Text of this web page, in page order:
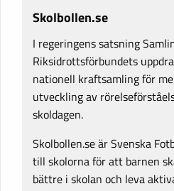
Skolbollen.se
I regeringens satsning
Riksidrottsförbundets
nationell kraftsamling för
utveckling av
skoldagen.
Skolbollen.se är Svenska
till skolorna för att barnen
bättre i skolan och leva